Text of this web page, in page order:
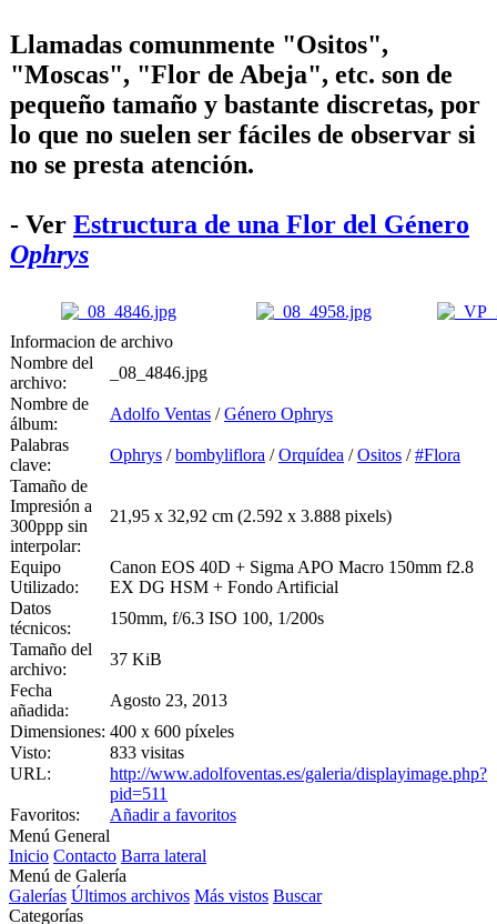
Llamadas comunmente "Ositos",
"Moscas", "Flor de Abeja", etc. son de
pequeño tamaño y bastante discretas, por
lo que no suelen ser fáciles de observar si
no se presta atención.
- Ver Estructura de una Flor del Género
Ophrys
Informacion de archivo
Nombre del
archivo:
_08_4846.jpg
Nombre de
álbum:
Adolfo Ventas /Género Ophrys
Palabras
clave:
Ophrys /bombyliflora /Orquídea /Ositos /#Flora
Tamaño de
Impresión a
300ppp sin
interpolar:
21,95 x 32,92 cm (2.592 x 3.888 pixels)
Equipo
Utilizado:
Canon EOS 40D + Sigma APO Macro 150mm f2.8
EX DG HSM + Fondo Artificial
Datos
técnicos:
150mm, f/6.3 ISO 100, 1/200s
Tamaño del
archivo:
37 KiB
Fecha
añadida:
Agosto 23, 2013
Dimensiones: 400 x 600 píxeles
Visto:
833 visitas
URL:
http://www.adolfoventas.es/galeria/displayimage.php?
pid=511
Favoritos:
Añadir a favoritos
Menú General
Inicio Contacto Barra lateral
Menú de Galería
Galerías Últimos archivos Más vistos Buscar
Categorías